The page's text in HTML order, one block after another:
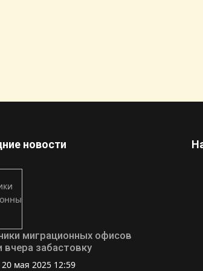
фрилансеров
новости
миграционных офисов
вчера забастовку
мая 2025 12:59